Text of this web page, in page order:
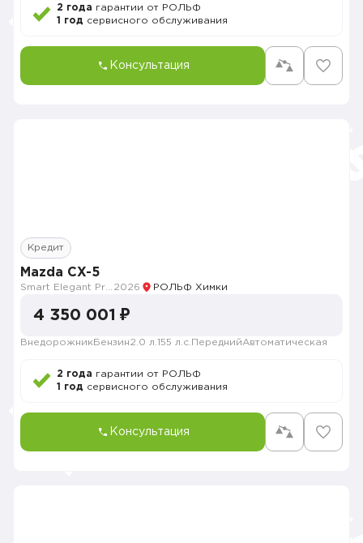
2 года гарантии от РОЛЬФ
1 год сервисного обслуживания
Консультация
Кредит
Mazda CX-5
2026 РОЛЬФ Химки
4 350 001 ₽
Внедорожник Бензин2.0 л. 155 л.с. ПереднийАвтоматическая
2 года гарантии от РОЛЬФ
1 год сервисного обслуживания
Консультация